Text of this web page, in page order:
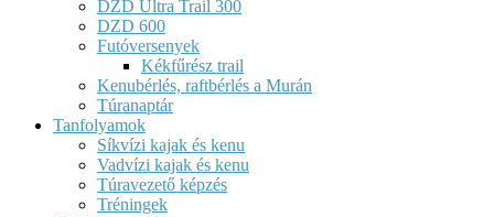
DZD Ultra Trail 300
DZD 600
Futóversenyek
Kékfűrész trail
Kenubérlés, raftbérlés a Murán
Túranaptár
Tanfolyamok
Síkvízi kajak és kenu
Vadvízi kajak és kenu
Túravezető képzés
Tréningek